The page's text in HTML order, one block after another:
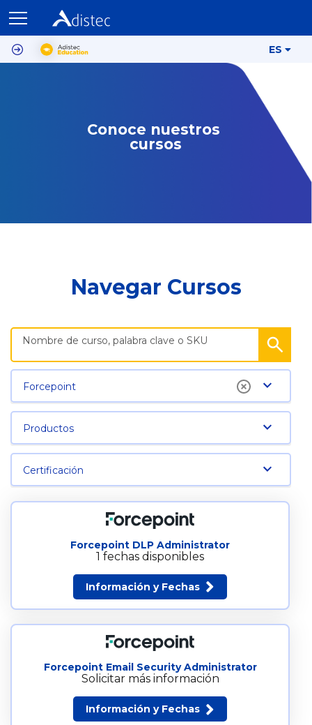
ES
Conoce nuestros
cursos
Navegar Cursos
Forcepoint
Productos
Certificación
Forcepoint DLP Administrator
1 fechas disponibles
Información y Fechas
Forcepoint Email Security Administrator
Solicitar más información
Información y Fechas